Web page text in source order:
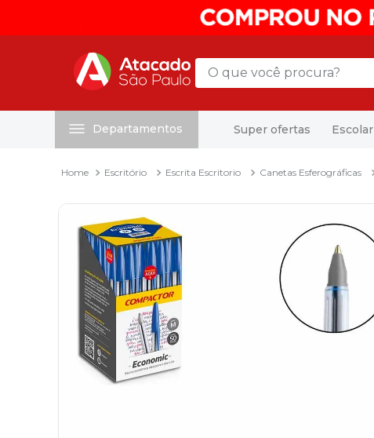
O que você procura?
Departamentos Super ofertas Escolar
Escritório Escrita Escritorio Canetas Esferográficas
mala
papel toalha
papel higienico
desinfetante
marca texto